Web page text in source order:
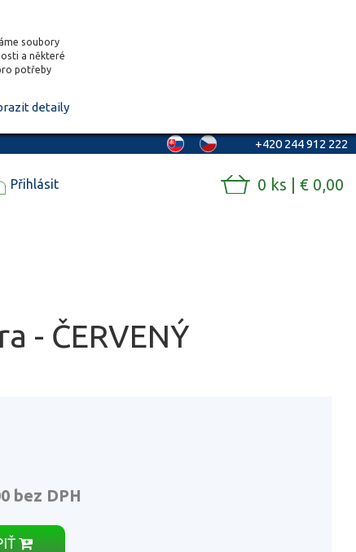
soubory
a některé
potřeby
detaily
+420 244 912 222
Přihlásit 0 ks | € 0,00
- ČERVENÝ
bez DPH